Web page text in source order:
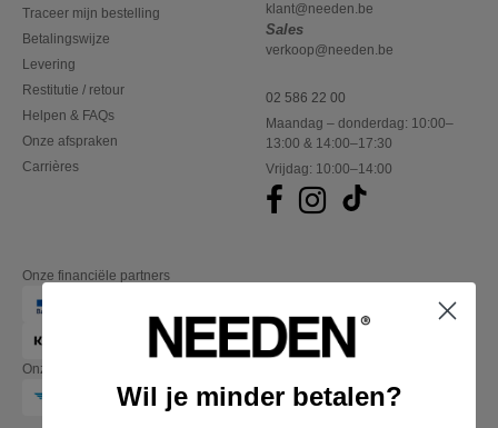
Traceer mijn bestelling
Betalingswijze
Levering
Restitutie / retour
Helpen & FAQs
Onze afspraken
Carrières
klant@needen.be
Sales
verkoop@needen.be
02 586 22 00
Maandag – donderdag: 10:00–
13:00 & 14:00–17:30
Vrijdag: 10:00–14:00
Onze financiële partners
Onze transporteurs
Wil je minder betalen?